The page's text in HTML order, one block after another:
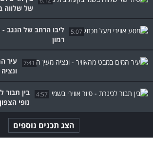
של שלווה
5:07
ליבו הרחב של
רמון
7:41
עיר
4:57
בין תבור
נופי
הצג תכנים נוספים